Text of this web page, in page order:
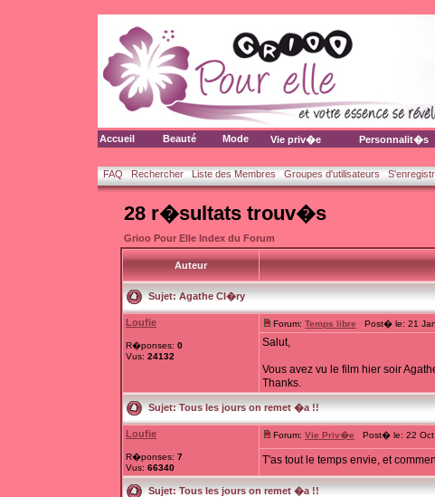
Accueil Beauté Mode Vie priv�e Personnalit�s
FAQ Rechercher Liste des Membres Groupes d'utilisateurs
28 r�sultats trouv�s
Grioo Pour Elle Index du Forum
Auteur
Sujet:Agathe Cl�ry
Loufie
R�ponses: 0
Vus: 24132
Forum: Temps libre Post� le: 21
Salut,
Vous avez vu le film hier soir
Thanks.
Sujet:Tous les jours on remet �a !!
Loufie
R�ponses: 7
Vus: 66340
Forum: Vie Priv�e Post� le: 22 Oct
T'as tout le temps envie, et
Sujet:Tous les jours on remet �a !!